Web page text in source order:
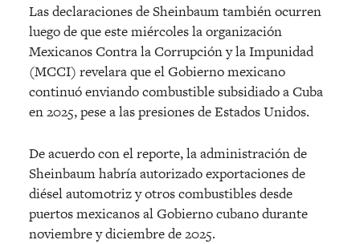
Las declaraciones de Sheinbaum también ocurren
luego de que este miércoles la organización
Mexicanos Contra la Corrupción y la Impunidad
(MCCI) revelara que el Gobierno mexicano
continuó enviando combustible subsidiado a Cuba
en 2025, pese a las presiones de Estados Unidos.
De acuerdo con el reporte, la administración de
Sheinbaum habría autorizado exportaciones de
diésel automotriz y otros combustibles desde
puertos mexicanos al Gobierno cubano durante
noviembre y diciembre de 2025.